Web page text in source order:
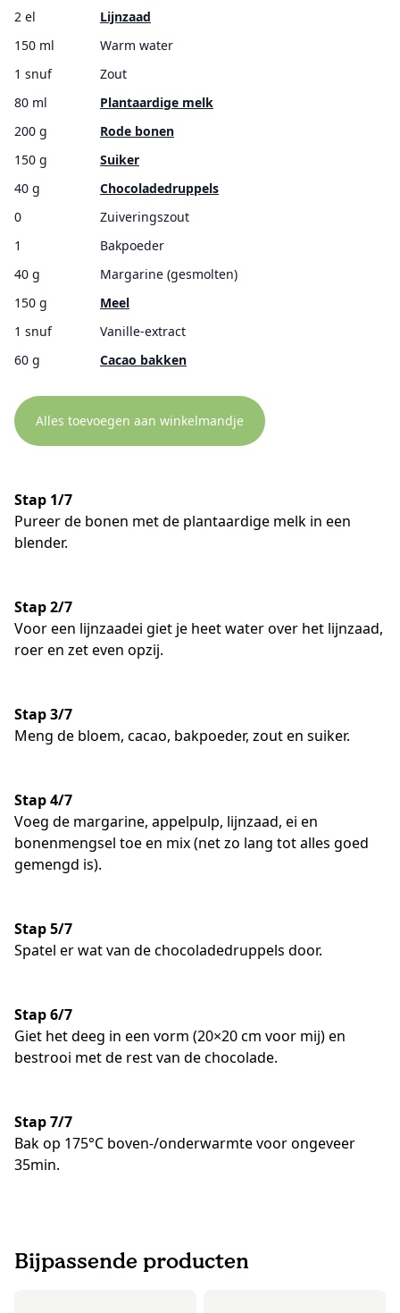
2 el
Lijnzaad
150 ml
Warm water
1 snuf
Zout
80 ml
Plantaardige melk
200 g
Rode bonen
150 g
Suiker
40 g
Chocoladedruppels
0
Zuiveringszout
1
Bakpoeder
40 g
Margarine (gesmolten)
150 g
Meel
1 snuf
Vanille-extract
60 g
Cacao bakken
Alles toevoegen aan winkelmandje
Stap 1/7
Pureer de bonen met de plantaardige melk in een
blender.
Stap 2/7
Voor een lijnzaadei giet je heet water over het lijnzaad,
roer en zet even opzij.
Stap 3/7
Meng de bloem, cacao, bakpoeder, zout en suiker.
Stap 4/7
Voeg de margarine, appelpulp, lijnzaad, ei en
bonenmengsel toe en mix (net zo lang tot alles goed
gemengd is).
Stap 5/7
Spatel er wat van de chocoladedruppels door.
Stap 6/7
Giet het deeg in een vorm (20×20 cm voor mij) en
bestrooi met de rest van de chocolade.
Stap 7/7
Bak op 175°C boven-/onderwarmte voor ongeveer
35min.
Bijpassende producten